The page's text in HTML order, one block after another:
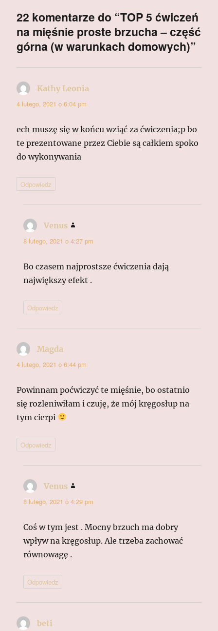
22 komentarze do “TOP 5 ćwiczeń
na mięśnie proste brzucha – część
górna (w warunkach domowych)”
Kathy Leonia
4 lutego, 2021 o 6:04 pm
ech muszę się w końcu wziąć za ćwiczenia;p bo
te prezentowane przez Ciebie są całkiem spoko
do wykonywania
Odpowiedz
Venus
8 lutego, 2021 o 4:27 pm
Bo czasem najprostsze ćwiczenia dają
największy efekt .
Odpowiedz
Magda
4 lutego, 2021 o 6:44 pm
Powinnam poćwiczyć te mięśnie, bo ostatnio
się rozleniwiłam i czuję, że mój kręgosłup na
tym cierpi
Odpowiedz
Venus
8 lutego, 2021 o 4:29 pm
Coś w tym jest . Mocny brzuch ma dobry
wpływ na kręgosłup. Ale trzeba zachować
równowagę .
Odpowiedz
beti